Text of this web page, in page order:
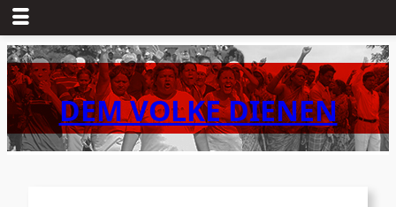
Zum
Inhalt
springenDEM VOLKE DIENEN